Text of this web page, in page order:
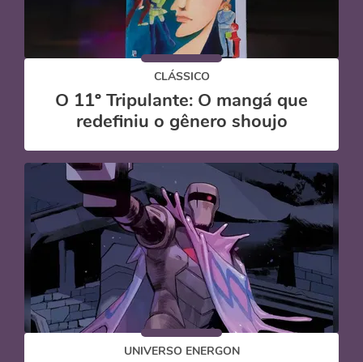
CLÁSSICO
O 11º Tripulante: O mangá que
redefiniu o gênero shoujo
UNIVERSO ENERGON